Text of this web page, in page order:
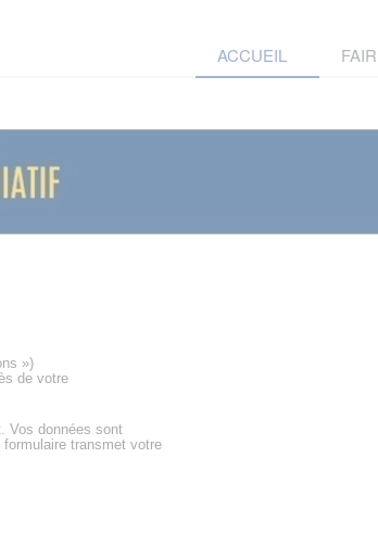
ACCUEIL
»)
de votre
Vos données sont
transmet votre